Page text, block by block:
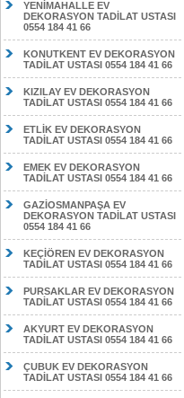
YENİMAHALLE EV
DEKORASYON TADİLAT USTASI
0554 184 41 66
KONUTKENT EV DEKORASYON
TADİLAT USTASI 0554 184 41 66
KIZILAY EV DEKORASYON
TADİLAT USTASI 0554 184 41 66
ETLİK EV DEKORASYON
TADİLAT USTASI 0554 184 41 66
EMEK EV DEKORASYON
TADİLAT USTASI 0554 184 41 66
GAZİOSMANPAŞA EV
DEKORASYON TADİLAT USTASI
0554 184 41 66
KEÇİÖREN EV DEKORASYON
TADİLAT USTASI 0554 184 41 66
PURSAKLAR EV DEKORASYON
TADİLAT USTASI 0554 184 41 66
AKYURT EV DEKORASYON
TADİLAT USTASI 0554 184 41 66
ÇUBUK EV DEKORASYON
TADİLAT USTASI 0554 184 41 66